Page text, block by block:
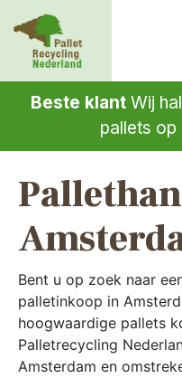
Beste klant Wij
pallets op
Bent u op zoek naar
palletinkoop in
hoogwaardige pallets
Palletrecycling
Amsterdam en